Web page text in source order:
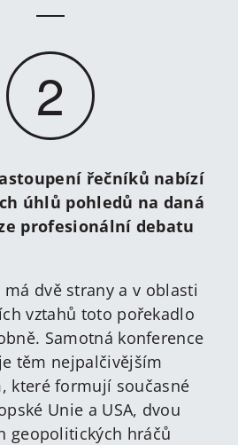
2
řečníků nabízí
úhlů pohledů na daná
profesionální debatu
má dvě strany a v oblasti
vztahů toto pořekadlo
Samotná konference
těm nejpalčivějším
které formují současné
Unie a USA, dvou
geopolitických hráčů